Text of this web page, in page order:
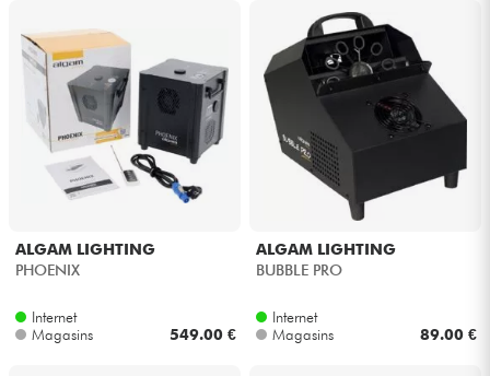
ALGAM LIGHTING
PHOENIX
Internet
Magasins
549.00 €
ALGAM LIGHTING
BUBBLE PRO
Internet
Magasins
89.00 €